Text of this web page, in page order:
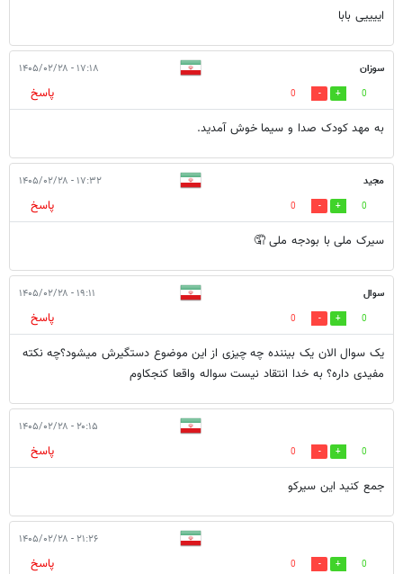
اییییی بابا
سوزان ۱۷:۱۸ - ۱۴۰۵/۰۲/۲۸
0
0
پاسخ
به مهد کودک صدا و سیما خوش آمدید.
مجید ۱۷:۳۲ - ۱۴۰۵/۰۲/۲۸
0
0
پاسخ
سیرک ملی با بودجه ملی 🤦
سوال ۱۹:۱۱ - ۱۴۰۵/۰۲/۲۸
0
0
پاسخ
یک سوال الان یک بیننده چه چیزی از این موضوع دستگیرش میشود؟چه نکته
مفیدی داره؟ به خدا انتقاد نیست سواله واقعا کنجکاوم
۲۰:۱۵ - ۱۴۰۵/۰۲/۲۸
0
0
پاسخ
جمع کنید این سیرکو
۲۱:۲۶ - ۱۴۰۵/۰۲/۲۸
0
0
پاسخ